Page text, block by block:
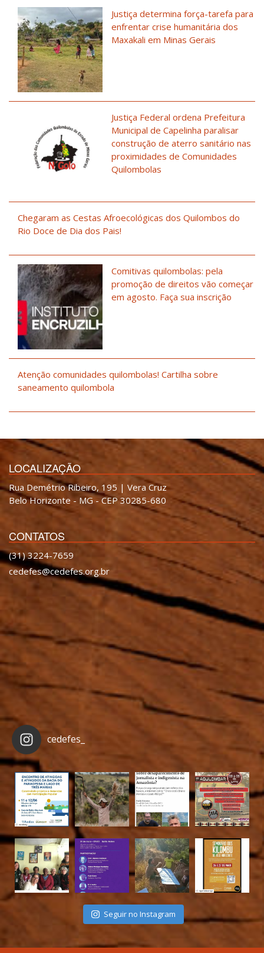
Justiça determina força-tarefa para
enfrentar crise humanitária dos
Maxakali em Minas Gerais
Justiça Federal ordena Prefeitura
Municipal de Capelinha paralisar
construção de aterro sanitário nas
proximidades de Comunidades
Quilombolas
Chegaram as Cestas Afroecológicas dos Quilombos do
Rio Doce de Dia dos Pais!
Comitivas quilombolas: pela
promoção de direitos vão começar
em agosto. Faça sua inscrição
Atenção comunidades quilombolas! Cartilha sobre
saneamento quilombola
LOCALIZAÇÃO
Rua Demétrio Ribeiro, 195 | Vera Cruz
Belo Horizonte - MG - CEP 30285-680
CONTATOS
(31) 3224-7659
cedefes@cedefes.org.br
cedefes_
Seguir no Instagram